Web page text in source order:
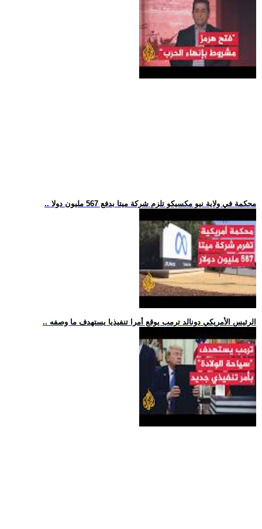
.. محكمة في ولاية نيو مكسيكو تلزم شركة ميتا بدفع 567 مليون دولا
.. الرئيس الأمريكي دونالد ترمب يوقع أمرا تنفيذيا يستهدف ما وصفه